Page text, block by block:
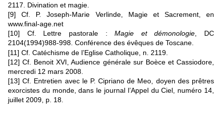
2117. Divination et magie.
[9] Cf. P. Joseph-Marie Verlinde, Magie et Sacrement, en
www.final-age.net
[10] Cf. Lettre pastorale :Magie et démonologie , DC
2104(1994)988-998. Conférence des évêques de Toscane.
[11] Cf. Catéchisme de l’Eglise Catholique, n. 2119.
[12] Cf. Benoit XVI, Audience générale sur Boèce et Cassiodore,
mercredi 12 mars 2008.
[13] Cf. Entretien avec le P. Cipriano de Meo, doyen des prêtres
exorcistes du monde, dans le journal l’Appel du Ciel, numéro 14,
juillet 2009, p. 18.